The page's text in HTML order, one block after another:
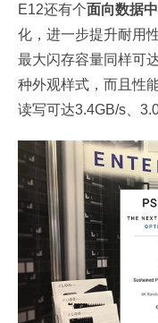
E12还有个面向数据
化，进一步提升耐用
最大闪存容量同样可
种外观样式，而且性
读写可达3.4GB/s、